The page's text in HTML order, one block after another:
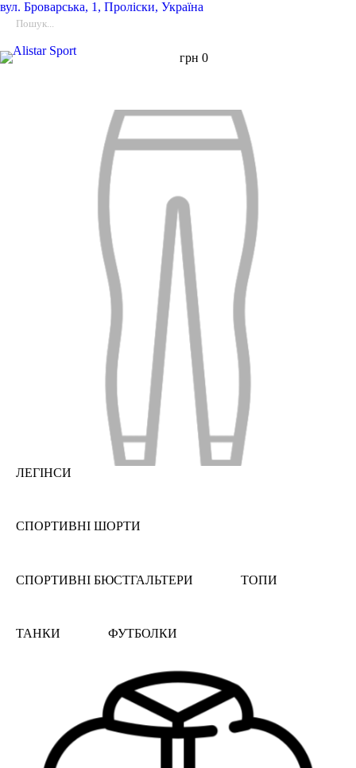
вул. Броварська, 1, Проліски, Україна
грн 0
ЛЕГІНСИ
СПОРТИВНІ ШОРТИ
СПОРТИВНІ БЮСТГАЛЬТЕРИ ТОПИ
ТАНКИ ФУТБОЛКИ